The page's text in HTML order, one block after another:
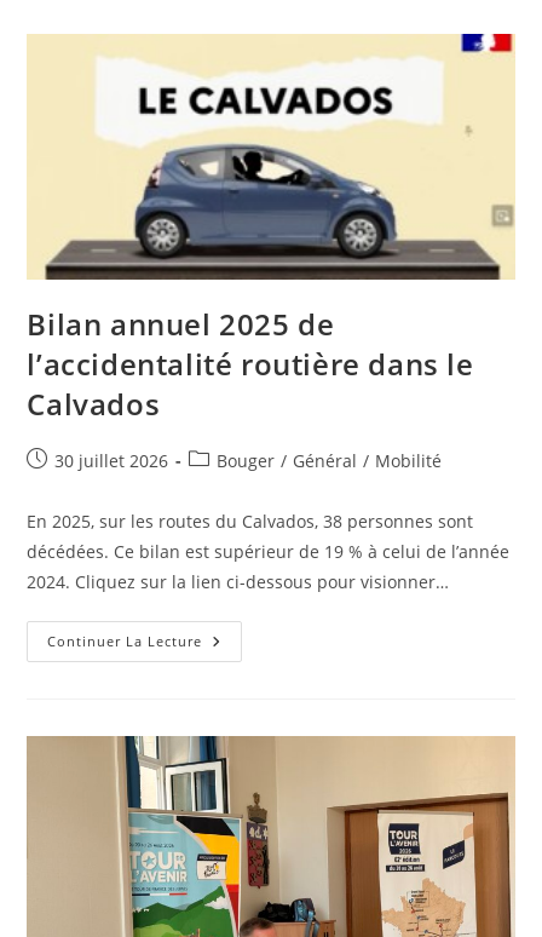
Bilan annuel 2025 de
l’accidentalité routière dans le
Calvados
Publication
30 juillet 2026
PostBouger / Général / Mobilité
En 2025, sur les routes du Calvados, 38 personnes sont
décédées. Ce bilan est supérieur de 19 % à celui de l’année
2024. Cliquez sur la lien ci-dessous pour visionner…
Continuer La Lecture Bilan
Annuel
Dans
Le
Calvados